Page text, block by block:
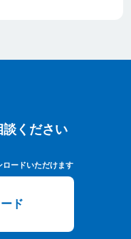
ください
談ください
ロードいただけます
ド